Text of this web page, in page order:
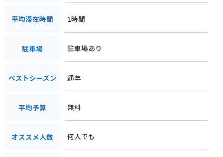
平均滞在時間 1時間
駐車場 駐車場あり
ベストシーズン 通年
平均予算 無料
オススメ人数 何人でも